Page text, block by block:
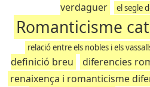
verdaguer
el segle
Romanticisme
relació entre els nobles i els
definició breu
diferencies
renaixença i romanticisme